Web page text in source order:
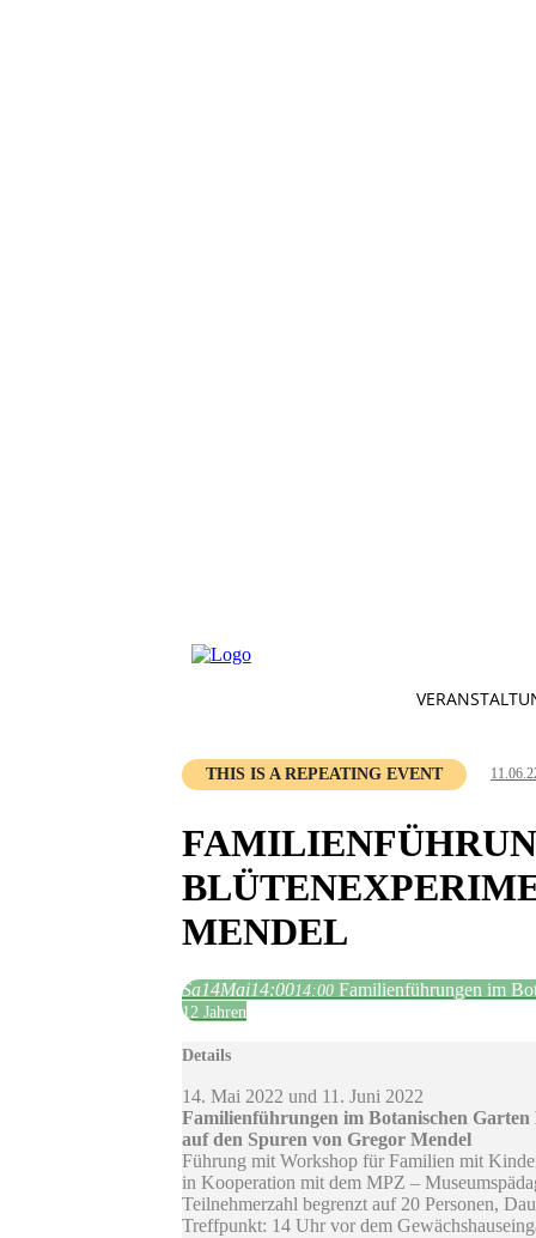
THIS IS A REPEATING EVENT
MENDEL
Sa14Mai14:0014:00 Familienführungen im
12 Jahren
Details
14. Mai 2022 und 11. Juni 2022
Familienführungen im Botanischen
auf den Spuren von Gregor Mendel
Führung mit Workshop für Familien mit
in Kooperation mit dem MPZ –
Teilnehmerzahl begrenzt auf 20 Personen,
Treffpunkt: 14 Uhr vor dem